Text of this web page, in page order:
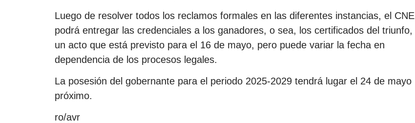
Luego de resolver todos los reclamos formales en las diferentes instancias, el CNE
podrá entregar las credenciales a los ganadores, o sea, los certificados del triunfo,
un acto que está previsto para el 16 de mayo, pero puede variar la fecha en
dependencia de los procesos legales.
La posesión del gobernante para el periodo 2025-2029 tendrá lugar el 24 de mayo
próximo.
ro/avr